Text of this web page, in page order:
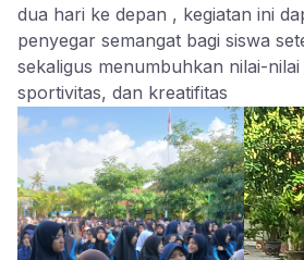
dua hari ke depan , kegiatan ini
penyegar semangat bagi siswa
sekaligus menumbuhkan nilai-
sportivitas, dan kreatifitas